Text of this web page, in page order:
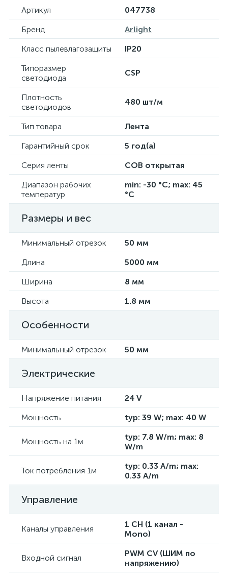
Артикул
047738
Бренд
Arlight
Класс пылевлагозащиты
IP20
Типоразмер
светодиода
CSP
Плотность
светодиодов
480 шт/м
Тип товара
Лента
Гарантийный срок
5 год(а)
Серия ленты
COB открытая
Диапазон рабочих
температур
min: -30 °C; max: 45
°C
Размеры и вес
Минимальный отрезок
50 мм
Длина
5000 мм
Ширина
8 мм
Высота
1.8 мм
Особенности
Минимальный отрезок 50 мм
Электрические
Напряжение питания
24 V
Мощность
typ: 39 W; max: 40 W
Мощность на 1м
typ: 7.8 W/m; max: 8
W/m
Ток потребления 1м
typ: 0.33 A/m; max:
0.33 A/m
Управление
Каналы управления
1 CH (1 канал -
Mono)
Входной сигнал
PWM СV (ШИМ по
напряжению)